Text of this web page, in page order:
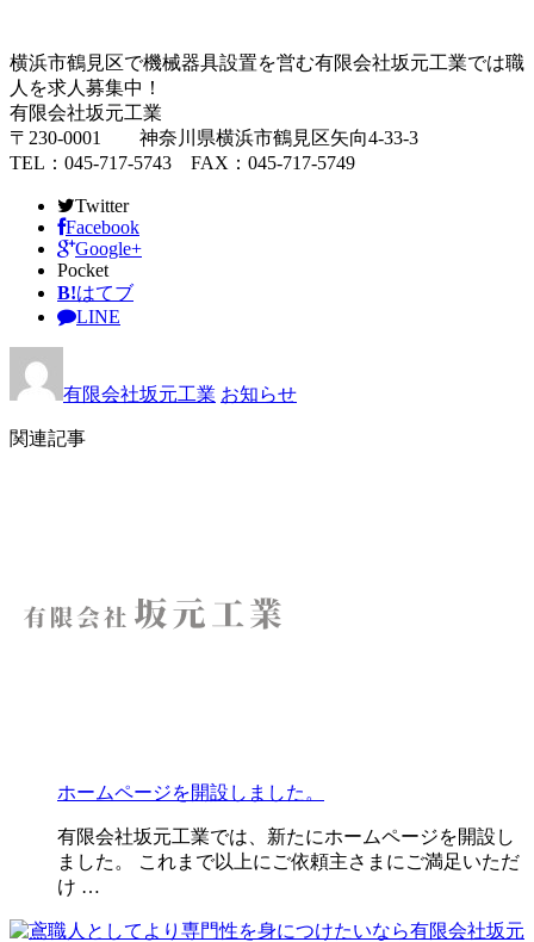
横浜市鶴見区で機械器具設置を営む有限会社坂元工業では職
人を求人募集中！
有限会社坂元工業
〒230-0001 神奈川県横浜市鶴見区矢向4-33-3
TEL：045-717-5743 FAX：045-717-5749
Twitter
Facebook
Google+
Pocket
B!はてブ
LINE
有限会社坂元工業 お知らせ
関連記事
ホームページを開設しました。
有限会社坂元工業では、新たにホームページを開設し
ました。 これまで以上にご依頼主さまにご満足いただ
け …